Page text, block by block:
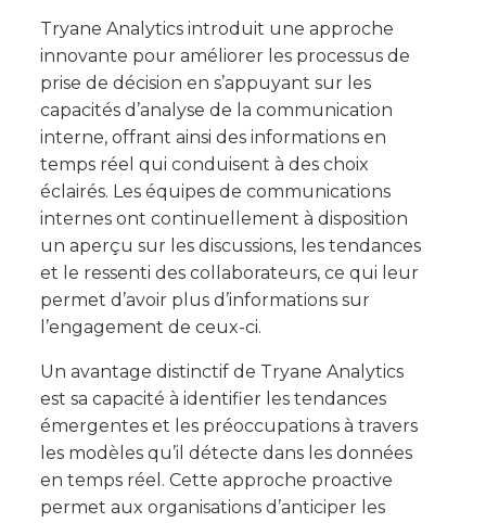
Tryane Analytics introduit une approche
innovante pour améliorer les processus de
prise de décision en s’appuyant sur les
capacités d’analyse de la communication
interne, offrant ainsi des informations en
temps réel qui conduisent à des choix
éclairés. Les équipes de communications
internes ont continuellement à disposition
un aperçu sur les discussions, les tendances
et le ressenti des collaborateurs, ce qui leur
permet d’avoir plus d’informations sur
l’engagement de ceux-ci.
Un avantage distinctif de Tryane Analytics
est sa capacité à identifier les tendances
émergentes et les préoccupations à travers
les modèles qu’il détecte dans les données
en temps réel. Cette approche proactive
permet aux organisations d’anticiper les